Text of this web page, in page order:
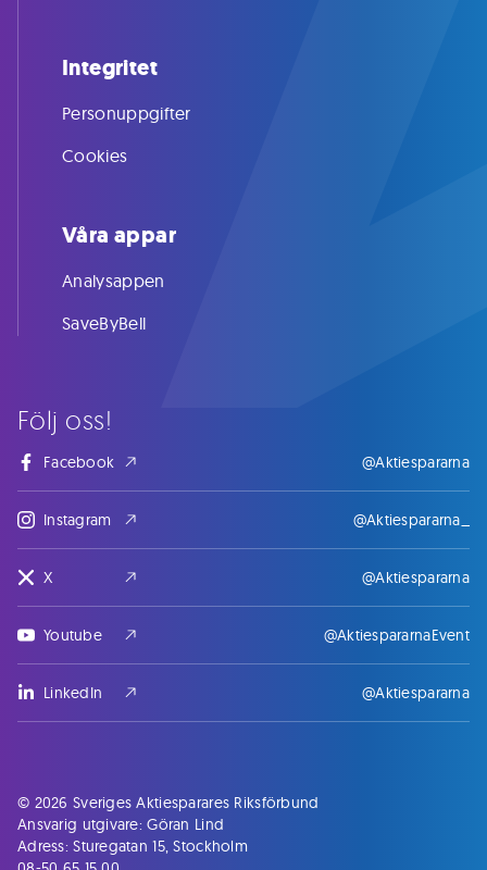
Följ oss!
Facebook @Aktiespararna
Instagram @Aktiespararna_
X @Aktiespararna
Youtube @AktiespararnaEvent
LinkedIn @Aktiespararna
Integritet
Personuppgifter
Cookies
Våra appar
Analysappen
SaveByBell
© 2026 Sveriges Aktiesparares Riksförbund
Ansvarig utgivare: Göran Lind
Adress: Sturegatan 15, Stockholm